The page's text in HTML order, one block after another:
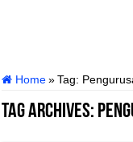
Home » Tag:
Tag Archives: